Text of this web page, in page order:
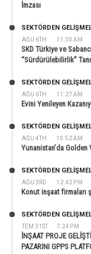
İmzası
AĞU 6TH 11:30 AM
SEKTÖRDEN
SKD Türkiye ve
“Sürdürülebilirlik”
AĞU 6TH 11:27 AM
SEKTÖRDEN
Evini Yenileyen
AĞU 4TH 10:52 AM
SEKTÖRDEN
Yunanistan’da Golden
AĞU 3RD 12:42 PM
SEKTÖRDEN
Konut inşaat firmaları
TEM 31ST 7:24 PM
SEKTÖRDEN
İNŞAAT PROJE
PAZARINI GPPS